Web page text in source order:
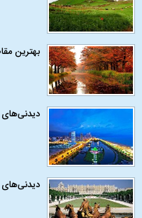
بهترین
دیدنی‌های